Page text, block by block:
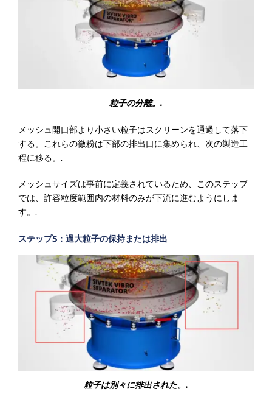
粒子の分離。.
メッシュ開口部より小さい粒子はスクリーンを通過して落下
する。これらの微粉は下部の排出口に集められ、次の製造工
程に移る。.
メッシュサイズは事前に定義されているため、このステップ
では、許容粒度範囲内の材料のみが下流に進むようにしま
す。.
ステップ5：過大粒子の保持または排出
粒子は別々に排出された。.